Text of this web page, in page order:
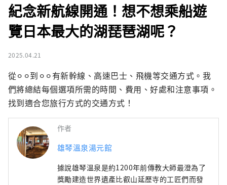
紀念新航線開通！想不想乘船遊
覽日本最大的湖琵琶湖呢？
2025.04.21
從⚪︎⚪︎到⚪︎⚪︎有新幹線、高速巴士、飛機等交通方式。我
們將總結每個選項所需的時間、費用、好處和注意事項。
找到適合您旅行方式的交通方式！
作者
雄琴溫泉湯元館
據說雄琴溫泉是約1200年前傳教大師最澄為了
獎勵建造世界遺產比叡山延歷寺的工匠們而發